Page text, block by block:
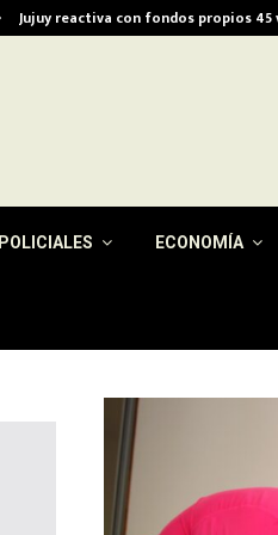
Jujuy reactiva con fondos propios
POLICIALES ECONOMÍA